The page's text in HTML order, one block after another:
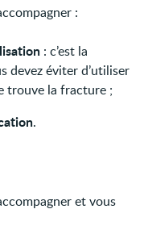
:
: c’est la
devez éviter d’utiliser
trouve la fracture ;
.
et vous